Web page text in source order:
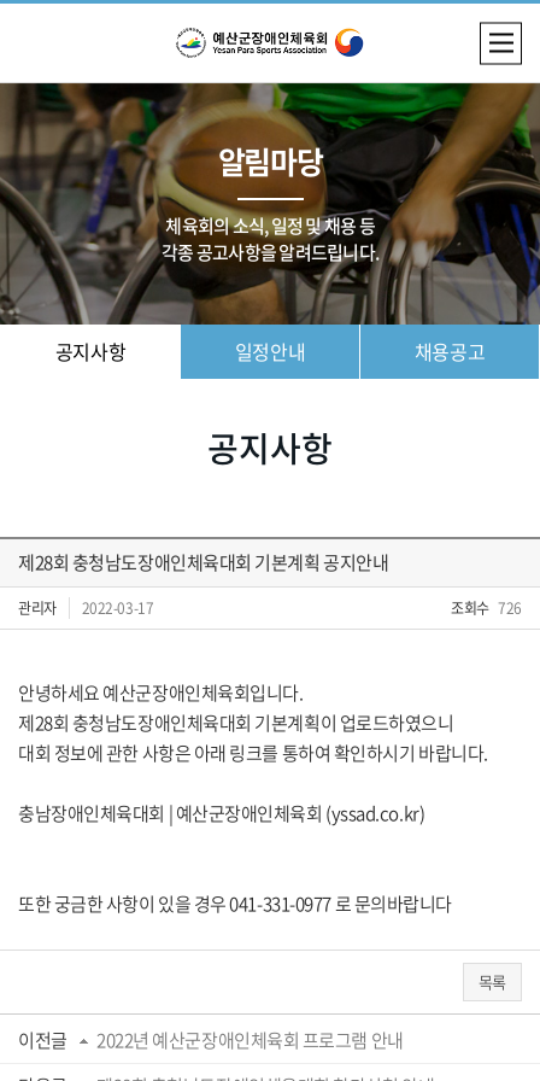
알림마당
체육회의 소식, 일정 및 채용 등
각종 공고사항을 알려드립니다.
공지사항 일정안내 채용공고
공지사항
제28회 충청남도장애인체육대회 기본계획 공지안내
관리자 2022-03-17 조회수 726
안녕하세요 예산군장애인체육회입니다.
제28회 충청남도장애인체육대회 기본계획이 업로드하였으니
대회 정보에 관한 사항은 아래 링크를 통하여 확인하시기 바랍니다.
충남장애인체육대회 | 예산군장애인체육회 (yssad.co.kr)
또한 궁금한 사항이 있을 경우 041-331-0977 로 문의바랍니다
목록
이전글
2022년 예산군장애인체육회 프로그램 안내